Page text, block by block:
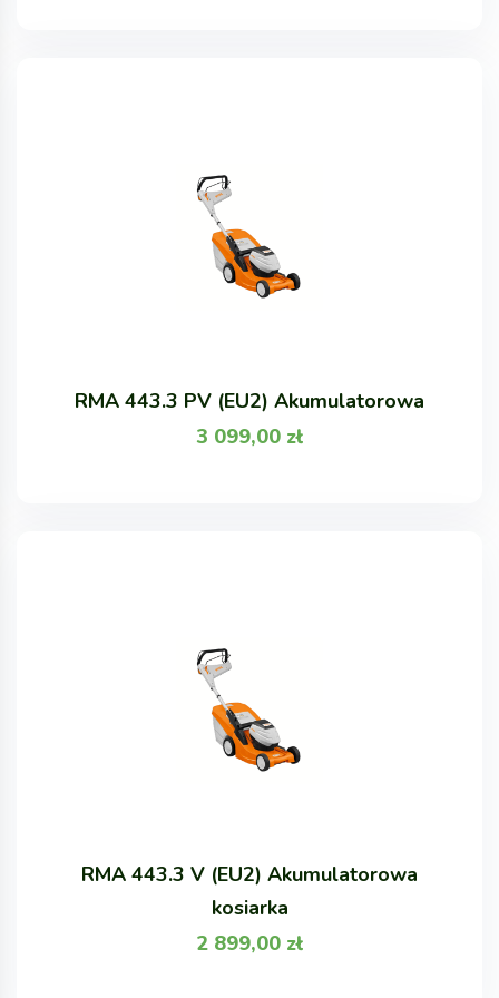
RMA 443.3 PV (EU2) Akumulatorowa
3 099,00 zł
RMA 443.3 V (EU2) Akumulatorowa
kosiarka
2 899,00 zł